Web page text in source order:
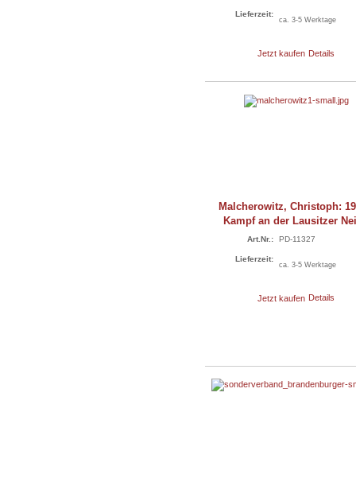
Lieferzeit:
ca. 3-5 Werktage
Jetzt kaufen Details
Malcherowitz, Christoph:
Kampf an der Lausitzer
Art.Nr.: PD-11327
Lieferzeit:
ca. 3-5 Werktage
Jetzt kaufen Details